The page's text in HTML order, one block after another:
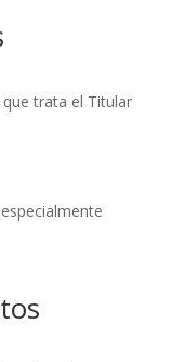
trata el Titular